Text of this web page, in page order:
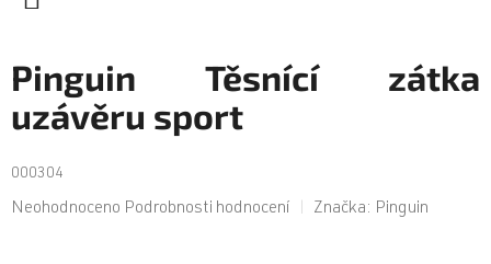
Pinguin Těsnící zátka
uzávěru sport
000304
Průměrné
Neohodnoceno Podrobnosti hodnocení Značka: Pinguin